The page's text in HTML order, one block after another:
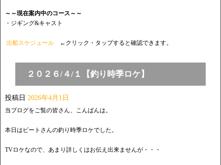
～～現在案内中のコース～～
・ジギング&キャスト
出船スケジュール ←クリック・タップすると確認できます。
２０２６/４/１【釣り時季ロケ】
投稿日 2026年4月1日
当ブログをご覧の皆さん、こんばんは。
本日はビートさんの釣り時季ロケでした。
TVロケなので、あまり詳しくはお伝え出来ませんが・・・